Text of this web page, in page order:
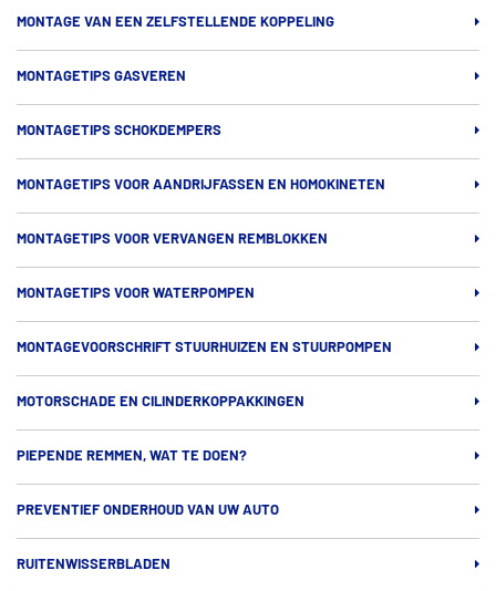
MONTAGE VAN EEN ZELFSTELLENDE KOPPELING
MONTAGETIPS GASVEREN
MONTAGETIPS SCHOKDEMPERS
MONTAGETIPS VOOR AANDRIJFASSEN EN HOMOKINETEN
MONTAGETIPS VOOR VERVANGEN REMBLOKKEN
MONTAGETIPS VOOR WATERPOMPEN
MONTAGEVOORSCHRIFT STUURHUIZEN EN STUURPOMPEN
MOTORSCHADE EN CILINDERKOPPAKKINGEN
PIEPENDE REMMEN, WAT TE DOEN?
PREVENTIEF ONDERHOUD VAN UW AUTO
RUITENWISSERBLADEN